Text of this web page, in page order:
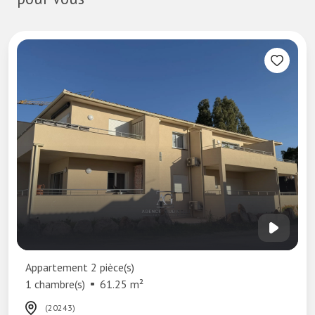
2 pièce(s)
61.25 m²
(20243)